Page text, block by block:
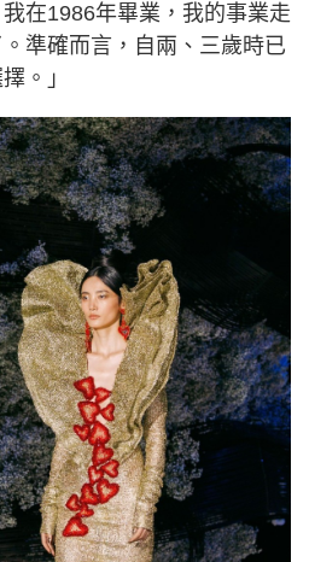
在1986年畢業，我的事業走
準確而言，自兩、三歲時已
。」